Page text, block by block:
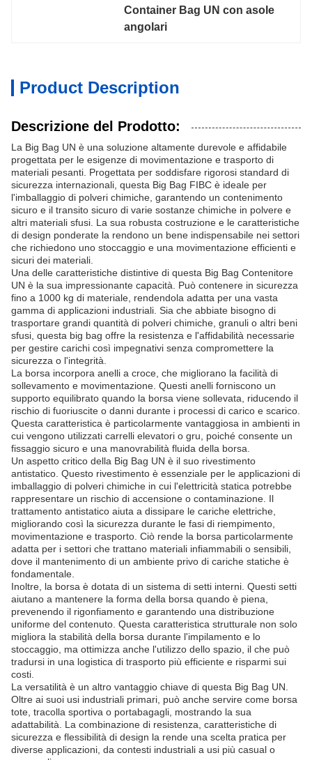
Container Bag UN con asole
angolari
Product Description
Descrizione del Prodotto:
La Big Bag UN è una soluzione altamente durevole e affidabile
progettata per le esigenze di movimentazione e trasporto di
materiali pesanti. Progettata per soddisfare rigorosi standard di
sicurezza internazionali, questa Big Bag FIBC è ideale per
l'imballaggio di polveri chimiche, garantendo un contenimento
sicuro e il transito sicuro di varie sostanze chimiche in polvere e
altri materiali sfusi. La sua robusta costruzione e le caratteristiche
di design ponderate la rendono un bene indispensabile nei settori
che richiedono uno stoccaggio e una movimentazione efficienti e
sicuri dei materiali.
Una delle caratteristiche distintive di questa Big Bag Contenitore
UN è la sua impressionante capacità. Può contenere in sicurezza
fino a 1000 kg di materiale, rendendola adatta per una vasta
gamma di applicazioni industriali. Sia che abbiate bisogno di
trasportare grandi quantità di polveri chimiche, granuli o altri beni
sfusi, questa big bag offre la resistenza e l'affidabilità necessarie
per gestire carichi così impegnativi senza compromettere la
sicurezza o l'integrità.
La borsa incorpora anelli a croce, che migliorano la facilità di
sollevamento e movimentazione. Questi anelli forniscono un
supporto equilibrato quando la borsa viene sollevata, riducendo il
rischio di fuoriuscite o danni durante i processi di carico e scarico.
Questa caratteristica è particolarmente vantaggiosa in ambienti in
cui vengono utilizzati carrelli elevatori o gru, poiché consente un
fissaggio sicuro e una manovrabilità fluida della borsa.
Un aspetto critico della Big Bag UN è il suo rivestimento
antistatico. Questo rivestimento è essenziale per le applicazioni di
imballaggio di polveri chimiche in cui l'elettricità statica potrebbe
rappresentare un rischio di accensione o contaminazione. Il
trattamento antistatico aiuta a dissipare le cariche elettriche,
migliorando così la sicurezza durante le fasi di riempimento,
movimentazione e trasporto. Ciò rende la borsa particolarmente
adatta per i settori che trattano materiali infiammabili o sensibili,
dove il mantenimento di un ambiente privo di cariche statiche è
fondamentale.
Inoltre, la borsa è dotata di un sistema di setti interni. Questi setti
aiutano a mantenere la forma della borsa quando è piena,
prevenendo il rigonfiamento e garantendo una distribuzione
uniforme del contenuto. Questa caratteristica strutturale non solo
migliora la stabilità della borsa durante l'impilamento e lo
stoccaggio, ma ottimizza anche l'utilizzo dello spazio, il che può
tradursi in una logistica di trasporto più efficiente e risparmi sui
costi.
La versatilità è un altro vantaggio chiave di questa Big Bag UN.
Oltre ai suoi usi industriali primari, può anche servire come borsa
tote, tracolla sportiva o portabagagli, mostrando la sua
adattabilità. La combinazione di resistenza, caratteristiche di
sicurezza e flessibilità di design la rende una scelta pratica per
diverse applicazioni, da contesti industriali a usi più casual o